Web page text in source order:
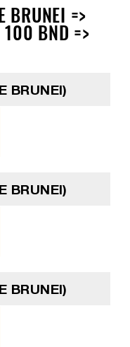
BRUNEI =>
100 BND =>
BRUNEI)
BRUNEI)
BRUNEI)